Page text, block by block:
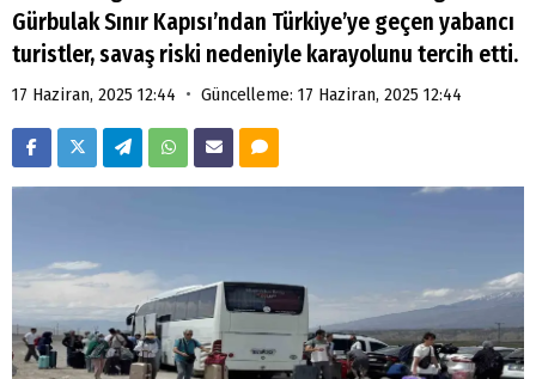
Gürbulak Sınır Kapısı’ndan Türkiye’ye geçen yabancı
turistler, savaş riski nedeniyle karayolunu tercih etti.
17 Haziran, 2025 12:44 • Güncelleme: 17 Haziran, 2025 12:44